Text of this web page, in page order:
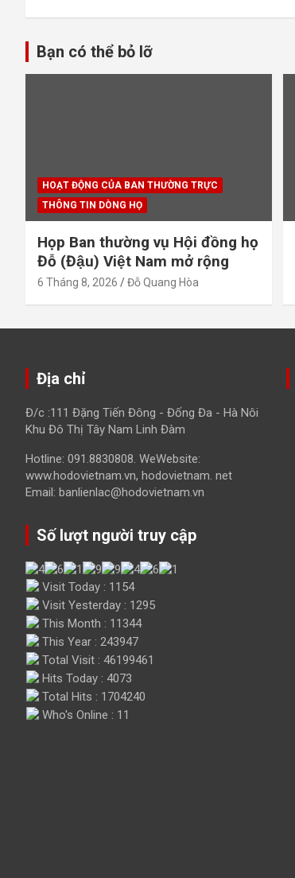
bài
viết
Bạn có thể bỏ lỡ
HOẠT ĐỘNG CỦA BAN THƯỜNG TRỰC
THÔNG TIN DÒNG HỌ
Họp Ban thường vụ Hội đồng họ
Đỗ (Đậu) Việt Nam mở rộng
6 Tháng 8, 2026 Đỗ Quang Hòa
Địa chỉ
Đ/c :111 Đặng Tiến Đông - Đống Đa - Hà Nôi
Khu Đô Thị Tây Nam Linh Đàm
Hotline: 091.8830808. WeWebsite:
www.hodovietnam.vn, hodovietnam. net
Email: banlienlac@hodovietnam.vn
Số lượt người truy cập
Visit Today : 1154
Visit Yesterday : 1295
This Month : 11344
This Year : 243947
Total Visit : 46199461
Hits Today : 4073
Total Hits : 1704240
Who's Online : 11